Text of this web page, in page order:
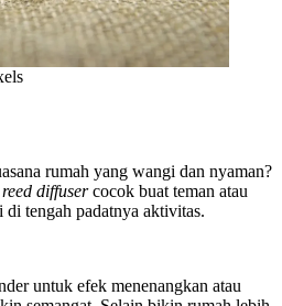
rumah yang wangi dan nyaman?
reed diffusercocok buat teman atau
tengah padatnya aktivitas.
untuk efek menenangkan atau